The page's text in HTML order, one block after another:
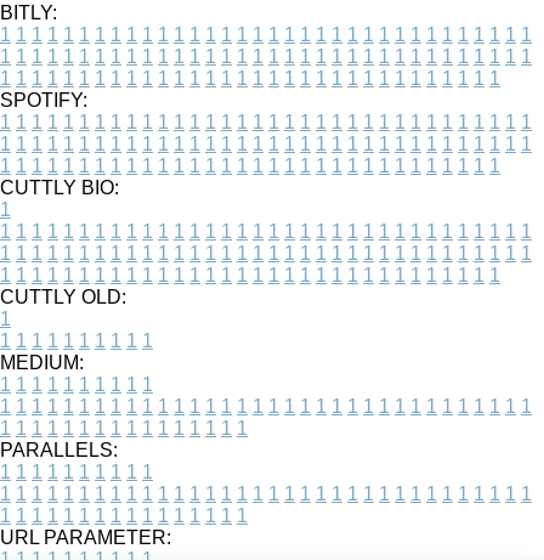
BITLY:
1 1 1 1 1 1 1 1 1 1 1 1 1 1 1 1 1 1 1 1 1 1 1 1 1 1 1 1 1 1 1 1 1 1
1 1 1 1 1 1 1 1 1 1 1 1 1 1 1 1 1 1 1 1 1 1 1 1 1 1 1 1 1 1 1 1 1 1
1 1 1 1 1 1 1 1 1 1 1 1 1 1 1 1 1 1 1 1 1 1 1 1 1 1 1 1 1 1 1 1
SPOTIFY:
1 1 1 1 1 1 1 1 1 1 1 1 1 1 1 1 1 1 1 1 1 1 1 1 1 1 1 1 1 1 1 1 1 1
1 1 1 1 1 1 1 1 1 1 1 1 1 1 1 1 1 1 1 1 1 1 1 1 1 1 1 1 1 1 1 1 1 1
1 1 1 1 1 1 1 1 1 1 1 1 1 1 1 1 1 1 1 1 1 1 1 1 1 1 1 1 1 1 1 1
CUTTLY BIO:
1
1 1 1 1 1 1 1 1 1 1 1 1 1 1 1 1 1 1 1 1 1 1 1 1 1 1 1 1 1 1 1 1 1 1
1 1 1 1 1 1 1 1 1 1 1 1 1 1 1 1 1 1 1 1 1 1 1 1 1 1 1 1 1 1 1 1 1 1
1 1 1 1 1 1 1 1 1 1 1 1 1 1 1 1 1 1 1 1 1 1 1 1 1 1 1 1 1 1 1 1
CUTTLY OLD:
1
1 1 1 1 1 1 1 1 1 1
MEDIUM:
1 1 1 1 1 1 1 1 1 1
1 1 1 1 1 1 1 1 1 1 1 1 1 1 1 1 1 1 1 1 1 1 1 1 1 1 1 1 1 1 1 1 1 1
1 1 1 1 1 1 1 1 1 1 1 1 1 1 1 1
PARALLELS:
1 1 1 1 1 1 1 1 1 1
1 1 1 1 1 1 1 1 1 1 1 1 1 1 1 1 1 1 1 1 1 1 1 1 1 1 1 1 1 1 1 1 1 1
1 1 1 1 1 1 1 1 1 1 1 1 1 1 1 1
URL PARAMETER: